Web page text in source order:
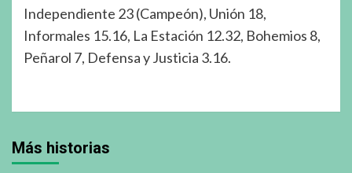
Independiente 23 (Campeón), Unión 18,
Informales 15.16, La Estación 12.32, Bohemios 8,
Peñarol 7, Defensa y Justicia 3.16.
Más historias